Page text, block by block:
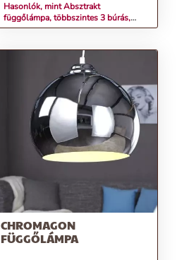
Hasonlók, mint Absztrakt
függőlámpa, többszintes 3 búrás,
arany-fehér - SOFOCLE
CHROMAGON
FÜGGŐLÁMPA